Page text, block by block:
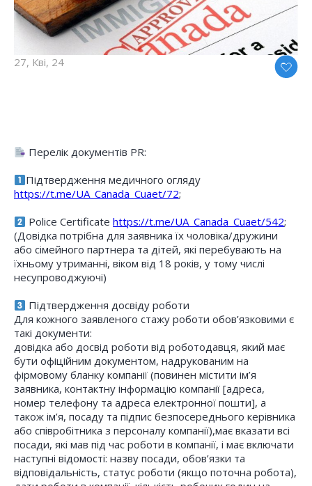
27, Кві, 24
Перелік документів PR:
Підтвердження медичного огляду
https://t.me/UA_Canada_Cuaet/72;
Police Certificatehttps://t.me/UA_Canada_Cuaet/542;
(Довідка потрібна для заявника їх чоловіка/дружини
або сімейного партнера та дітей, які перебувають на
їхньому утриманні, віком від 18 років, у тому числі
несупроводжуючі)
Підтвердження досвіду роботи
Для кожного заявленого стажу роботи обов’язковими є
такі документи:
довідка або досвід роботи від роботодавця, який має
бути офіційним документом, надрукованим на
фірмовому бланку компанії (повинен містити ім’я
заявника, контактну інформацію компанії [адреса,
номер телефону та адреса електронної пошти], а
також ім’я, посаду та підпис безпосереднього керівника
або співробітника з персоналу компанії),має вказати всі
посади, які мав під час роботи в компанії, і має включати
наступні відомості: назву посади, обов’язки та
відповідальність, статус роботи (якщо поточна робота),